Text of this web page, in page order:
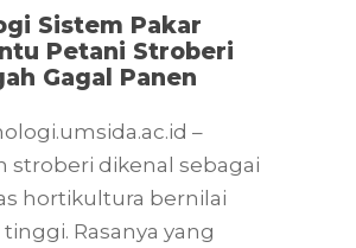
Sistem Pakar
Petani Stroberi
Gagal Panen
–
stroberi dikenal sebagai
hortikultura bernilai
Rasanya yang